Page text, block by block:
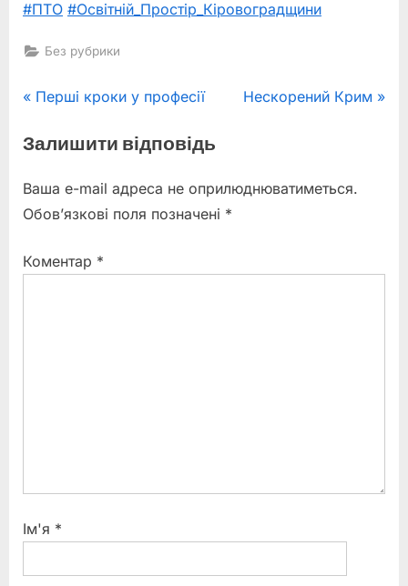
#ПТО #Освітній_Простір_Кіровоградщини
Без рубрики
Навігація
записів
P
e
i
o
s
Перші кроки у професії
N
P
t
Нескорений Крим
Залишити відповідь
Ваша e-mail адреса не оприлюднюватиметься.
Обов’язкові поля позначені *
Коментар *
Ім'я *